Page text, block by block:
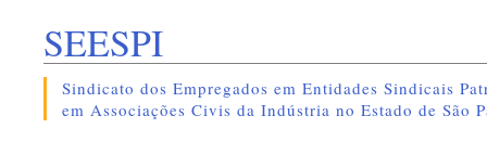
SEESPI
Sindicato dos Empregados em Entidades Sindicais
em Associações Civis da Indústria no Estado de São